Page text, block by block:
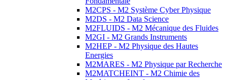
M2CPS - M2 Système Cyber Physique
M2DS - M2 Data Science
M2FLUIDS - M2 Mécanique des Fluides
M2GI - M2 Grands Instruments
M2HEP - M2 Physique des Hautes
Energies
M2MARES - M2 Physique par Recherche
M2MATCHEINT - M2 Chimie des